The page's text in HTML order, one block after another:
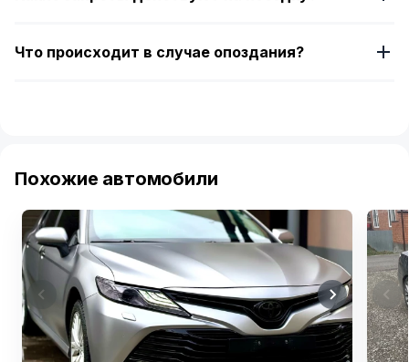
Что происходит в случае опоздания?
Похожие автомобили